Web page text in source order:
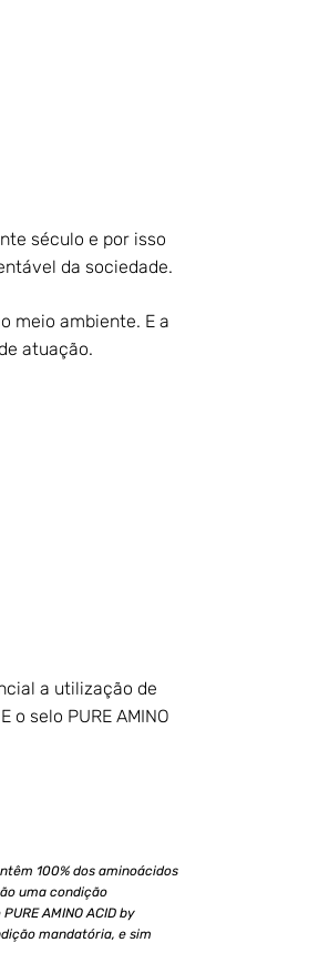
século e por isso
da sociedade.
meio ambiente. E a
atuação.
a utilização de
selo PURE AMINO
100% dos aminoácidos
uma condição
AMINO ACID by
mandatória, e sim